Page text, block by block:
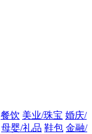
餐饮 美业/珠宝 婚庆/
母婴/礼品 鞋包 金融/